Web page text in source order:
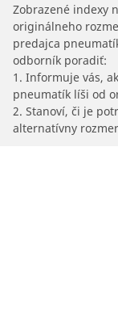
Zobrazené indexy
originálneho
predajca
odborník poradiť:
1. Informuje vás,
pneumatík líši od
2. Stanoví, či je
alternatívny